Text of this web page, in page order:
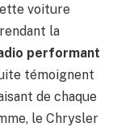
voiture
la
performant
témoignent
de chaque
le Chrysler